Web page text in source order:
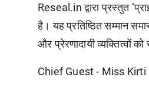
Reseal.inद्वारा प्रस्तुत ‘
है । यह प्रतिष्ठित सम्मान
और प्रेरणादायी व्यक्तित्वों को
Chief Guest - Miss Kirti